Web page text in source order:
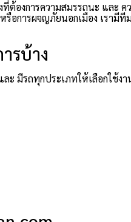
ต้องการความสมรรถนะ และ
รือการผจญภัยนอกเมือง เรา
รบ้าง
ะ มีรถทุกประเภทให้เลือกใช้งา